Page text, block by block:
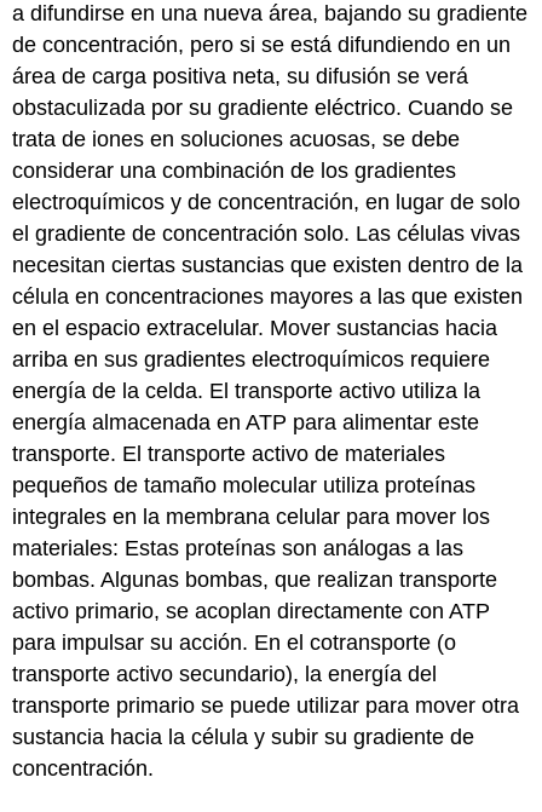
a difundirse en una nueva área, bajando su gradiente
de concentración, pero si se está difundiendo en un
área de carga positiva neta, su difusión se verá
obstaculizada por su gradiente eléctrico. Cuando se
trata de iones en soluciones acuosas, se debe
considerar una combinación de los gradientes
electroquímicos y de concentración, en lugar de solo
el gradiente de concentración solo. Las células vivas
necesitan ciertas sustancias que existen dentro de la
célula en concentraciones mayores a las que existen
en el espacio extracelular. Mover sustancias hacia
arriba en sus gradientes electroquímicos requiere
energía de la celda. El transporte activo utiliza la
energía almacenada en ATP para alimentar este
transporte. El transporte activo de materiales
pequeños de tamaño molecular utiliza proteínas
integrales en la membrana celular para mover los
materiales: Estas proteínas son análogas a las
bombas. Algunas bombas, que realizan transporte
activo primario, se acoplan directamente con ATP
para impulsar su acción. En el cotransporte (o
transporte activo secundario), la energía del
transporte primario se puede utilizar para mover otra
sustancia hacia la célula y subir su gradiente de
concentración.